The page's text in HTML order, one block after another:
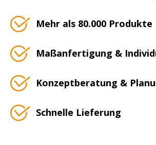
Mehr als 80.000 Produkte
Maßanfertigung &
Konzeptberatung &
Schnelle Lieferung